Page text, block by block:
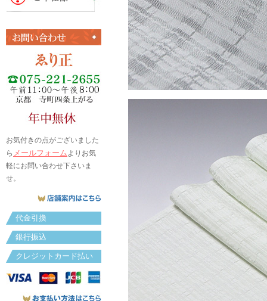
お気付きの点がございました
ら メールフォームよりお気
軽にお問い合わせ下さいま
せ。
代金引換
銀行振込
クレジットカード払い